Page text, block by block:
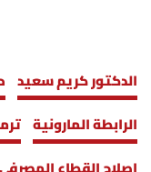
الدكتور كريم سعيد
الرابطة المارونية